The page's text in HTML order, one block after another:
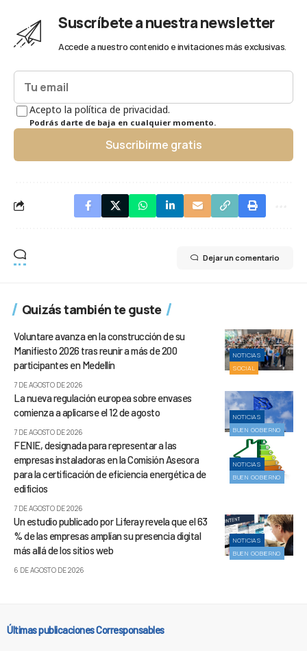
Suscríbete a nuestra newsletter
Accede a nuestro contenido e invitaciones más exclusivas.
Acepto la política de privacidad.
Podrás darte de baja en cualquier momento.
Suscribirme gratis
Dejar un comentario
Quizás también te guste
NOTICIAS
SOCIAL
Voluntare avanza en la construcción de su
Manifiesto 2026 tras reunir a más de 200
participantes en Medellín
7 DE AGOSTO DE 2026
NOTICIAS
BUEN GOBIERNO
La nueva regulación europea sobre envases
comienza a aplicarse el 12 de agosto
7 DE AGOSTO DE 2026
NOTICIAS
BUEN GOBIERNO
FENIE, designada para representar a las
empresas instaladoras en la Comisión Asesora
para la certificación de eficiencia energética de
edificios
7 DE AGOSTO DE 2026
NOTICIAS
BUEN GOBIERNO
Un estudio publicado por Liferay revela que el 63
% de las empresas amplían su presencia digital
más allá de los sitios web
6 DE AGOSTO DE 2026
Últimas publicaciones Corresponsables